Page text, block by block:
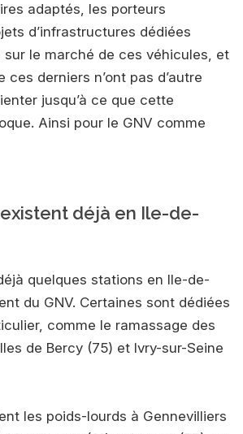
adaptés, les porteurs
d’infrastructures dédiées
sur le marché de ces véhicules, et
ces derniers n’ont pas d’autre
jusqu’à ce que cette
Ainsi pour le GNV comme
déjà en Ile-de-
quelques stations en Ile-de-
du GNV. Certaines sont dédiées
comme le ramassage des
de Bercy (75) et Ivry-sur-Seine
les poids-lourds à Gennevilliers